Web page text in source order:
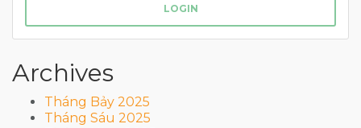
LOGIN
Archives
Tháng Bảy 2025
Tháng Sáu 2025